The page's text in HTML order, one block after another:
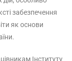
забезпечення
як основи
Інституту